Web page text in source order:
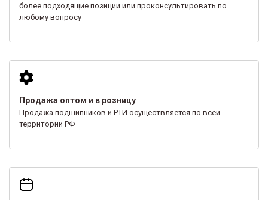
более подходящие позиции или проконсультировать по
любому вопросу
Продажа оптом и в розницу
Продажа подшипников и РТИ осуществляется по всей
территории РФ